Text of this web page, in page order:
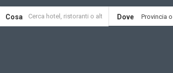
Cosa Dove Provincia